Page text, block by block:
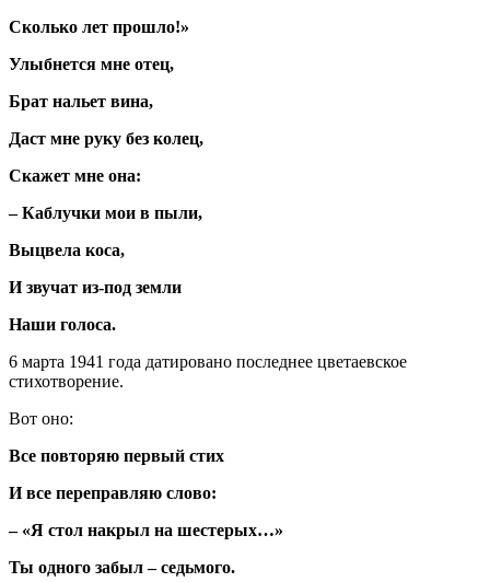
Сколько лет прошло!»
Улыбнется мне отец,
Брат нальет вина,
Даст мне руку без колец,
Скажет мне она:
– Каблучки мои в пыли,
Выцвела коса,
И звучат из-под земли
Наши голоса.
6 марта 1941 года датировано последнее цветаевское
стихотворение.
Вот оно:
Все повторяю первый стих
И все переправляю слово:
– «Я стол накрыл на шестерых…»
Ты одного забыл – седьмого.